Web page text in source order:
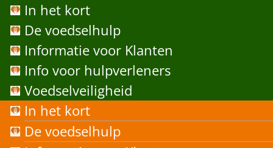
In het kort
De voedselhulp
Informatie voor Klanten
Info voor hulpverleners
Voedselveiligheid
In het kort
De voedselhulp